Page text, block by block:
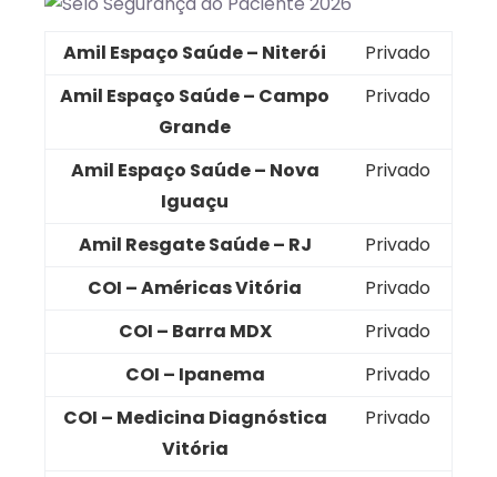
Amil Espaço Saúde – Niterói
Privado
Amil Espaço Saúde – Campo
Grande
Privado
Amil Espaço Saúde – Nova
Iguaçu
Privado
Amil Resgate Saúde – RJ
Privado
COI – Américas Vitória
Privado
COI – Barra MDX
Privado
COI – Ipanema
Privado
COI – Medicina Diagnóstica
Vitória
Privado